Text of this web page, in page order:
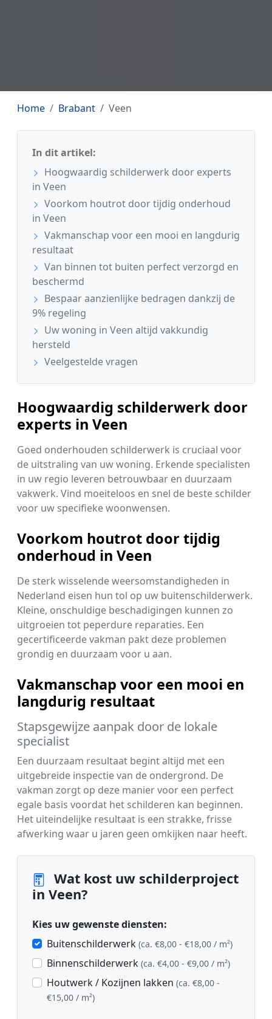
Home Brabant Veen
In dit artikel:
Hoogwaardig schilderwerk door experts
in Veen
Voorkom houtrot door tijdig onderhoud
in Veen
Vakmanschap voor een mooi en langdurig
resultaat
Van binnen tot buiten perfect verzorgd en
beschermd
Bespaar aanzienlijke bedragen dankzij de
9% regeling
Uw woning in Veen altijd vakkundig
hersteld
Veelgestelde vragen
Hoogwaardig schilderwerk door
experts in Veen
Goed onderhouden schilderwerk is cruciaal voor
de uitstraling van uw woning. Erkende specialisten
in uw regio leveren betrouwbaar en duurzaam
vakwerk. Vind moeiteloos en snel de beste schilder
voor uw specifieke woonwensen.
Voorkom houtrot door tijdig
onderhoud in Veen
De sterk wisselende weersomstandigheden in
Nederland eisen hun tol op uw buitenschilderwerk.
Kleine, onschuldige beschadigingen kunnen zo
uitgroeien tot peperdure reparaties. Een
gecertificeerde vakman pakt deze problemen
grondig en duurzaam voor u aan.
Vakmanschap voor een mooi en
langdurig resultaat
Stapsgewijze aanpak door de lokale
specialist
Een duurzaam resultaat begint altijd met een
uitgebreide inspectie van de ondergrond. De
vakman zorgt op deze manier voor een perfect
egale basis voordat het schilderen kan beginnen.
Het uiteindelijke resultaat is een strakke, frisse
afwerking waar u jaren geen omkijken naar heeft.
Wat kost uw schilderproject
in Veen?
Kies uw gewenste diensten:
Buitenschilderwerk (ca. €8,00 - €18,00 / m²)
Binnenschilderwerk (ca. €4,00 - €9,00 / m²)
Houtwerk / Kozijnen lakken (ca. €8,00 -
€15,00 / m²)